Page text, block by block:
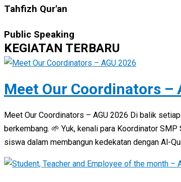
Tahfizh Qur'an
Public Speaking
KEGIATAN TERBARU
Meet Our Coordinators –
Meet Our Coordinators – AGU 2026 Di balik
berkembang. 🌱 Yuk, kenali para Koordinator
siswa dalam membangun kedekatan dengan Al-